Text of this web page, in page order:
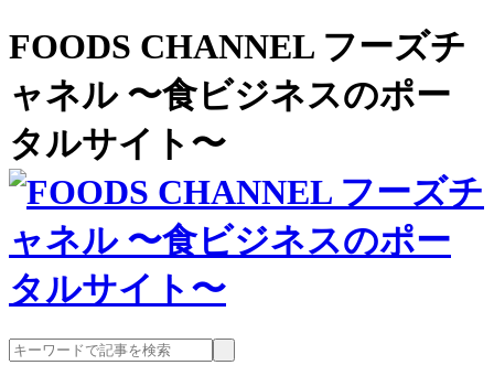
FOODS CHANNEL フーズチ
ャネル 〜食ビジネスのポー
タルサイト〜